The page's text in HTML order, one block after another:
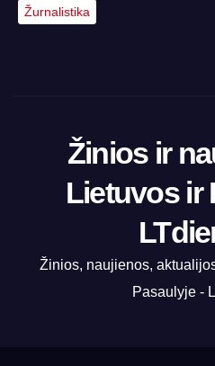
Žurnalistika
Žinios ir
Lietuvos ir
Žinios, naujienos,
Pasaulyje -